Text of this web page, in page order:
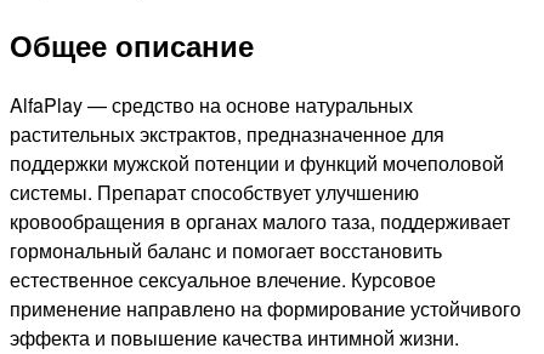
Общее описание
AlfaPlay — средство на основе натуральных
растительных экстрактов, предназначенное для
поддержки мужской потенции и функций мочеполовой
системы. Препарат способствует улучшению
кровообращения в органах малого таза, поддерживает
гормональный баланс и помогает восстановить
естественное сексуальное влечение. Курсовое
применение направлено на формирование устойчивого
эффекта и повышение качества интимной жизни.